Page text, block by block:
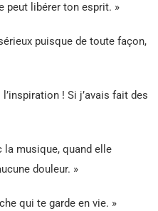
peut libérer ton esprit. »
puisque de toute façon,
l’inspiration ! Si j’avais fait des
la musique, quand elle
douleur. »
qui te garde en vie. »